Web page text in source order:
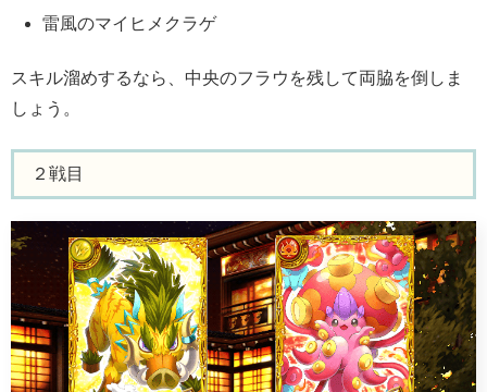
雷風のマイヒメクラゲ
スキル溜めするなら、中央のフラウを残して両脇を倒しま
しょう。
２戦目